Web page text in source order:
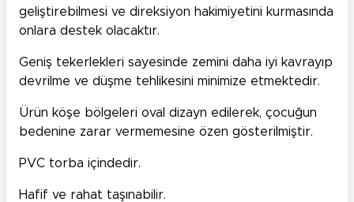
geliştirebilmesi ve direksiyon hakimiyetini kurmasında
onlara destek olacaktır.
Geniş tekerlekleri sayesinde zemini daha iyi kavrayıp
devrilme ve düşme tehlikesini minimize etmektedir.
Ürün köşe bölgeleri oval dizayn edilerek, çocuğun
bedenine zarar vermemesine özen gösterilmiştir.
PVC torba içindedir.
Hafif ve rahat taşınabilir.